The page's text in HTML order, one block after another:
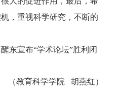
，重视科学研究，不断的
东宣布“学术论坛”胜利闭
（教育科学学院
胡燕红）